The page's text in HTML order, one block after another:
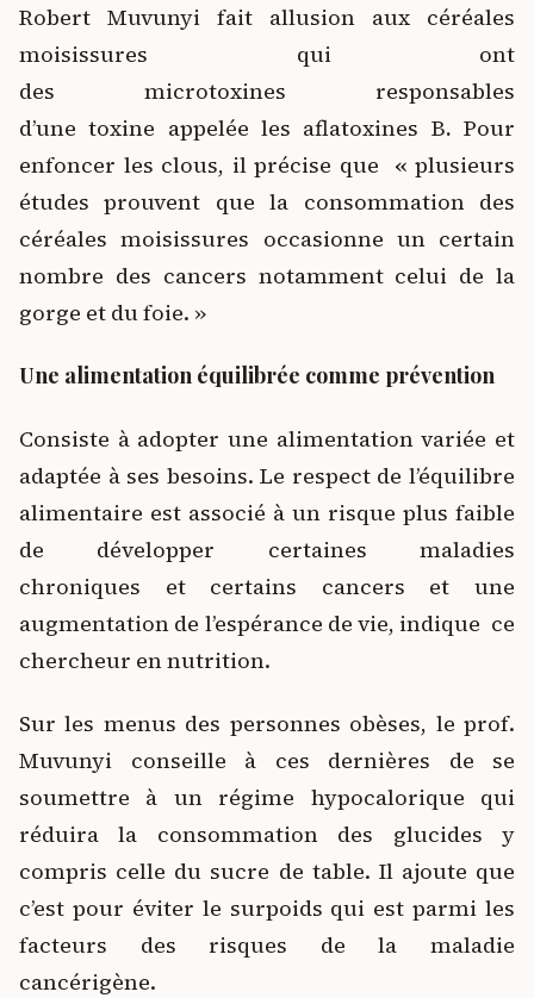
Robert Muvunyi fait allusion aux céréales
moisissures qui ont
des microtoxines responsables
d’une toxine appelée les aflatoxines B.Pour
enfoncer les clous, il précise que « plusieurs
études prouvent que la consommation des
céréales moisissures occasionne un certain
nombre des cancers notamment celui de la
gorge et du foie. »
Une alimentation équilibrée comme prévention
Consiste à adopter une alimentation variée et
adaptée à ses besoins. Le respect de l’équilibre
alimentaire est associé à un risque plus faible
de développer certaines maladies
chroniques et certains cancers et une
augmentation de l’espérance de vie, indique ce
chercheur en nutrition.
Sur les menus des personnes obèses, le prof.
Muvunyi conseille à ces dernières de se
soumettre à un régime hypocalorique qui
réduira la consommation des glucides y
compris celle du sucre de table. Il ajoute que
c’est pour éviter le surpoids qui est parmi les
facteurs des risques de la maladie
cancérigène.